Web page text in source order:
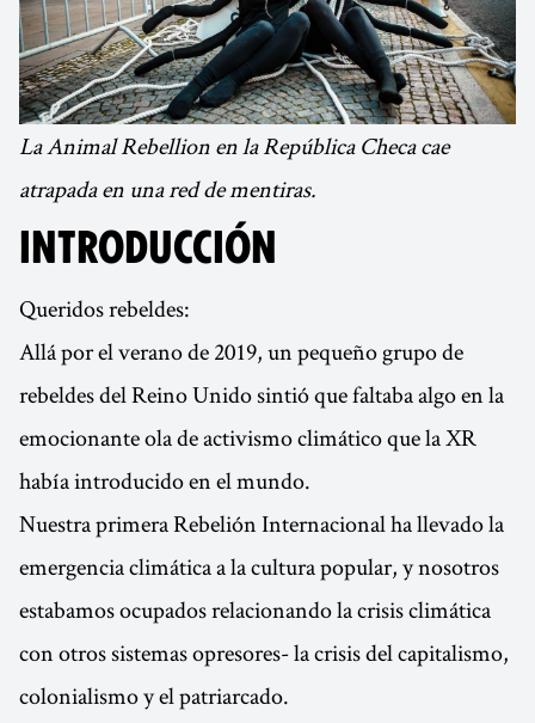
La Animal Rebellion en la República Checa cae
atrapada en una red de mentiras.
INTRODUCCIÓN
Queridos rebeldes:
Allá por el verano de 2019, un pequeño grupo de
rebeldes del Reino Unido sintió que faltaba algo en la
emocionante ola de activismo climático que la XR
había introducido en el mundo.
Nuestra primera Rebelión Internacional ha llevado la
emergencia climática a la cultura popular, y nosotros
estabamos ocupados relacionando la crisis climática
con otros sistemas opresores- la crisis del capitalismo,
colonialismo y el patriarcado.